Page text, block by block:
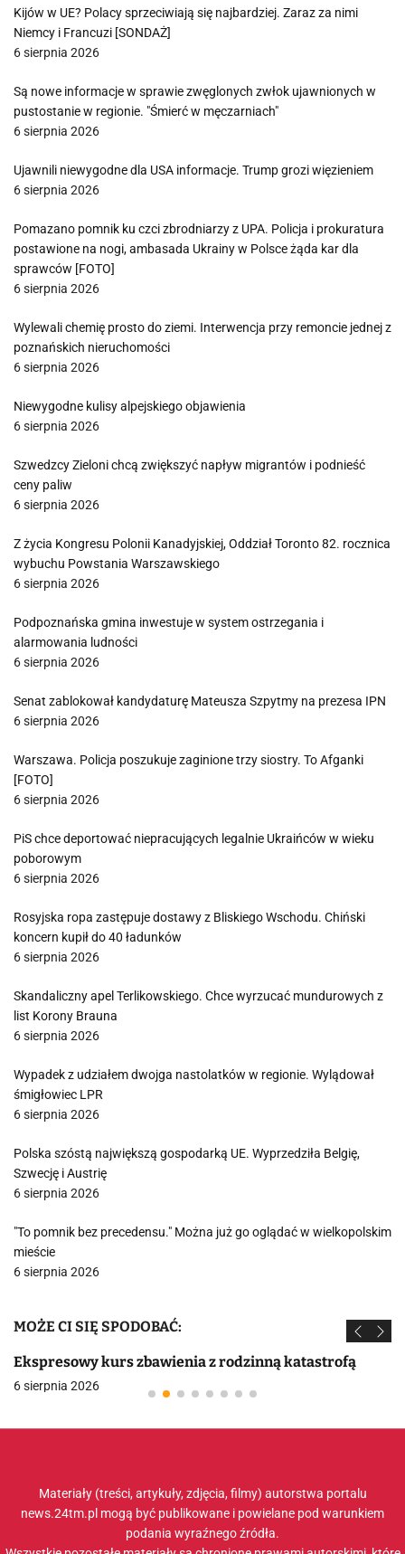
Kijów w UE? Polacy sprzeciwiają się najbardziej. Zaraz za nimi
Niemcy i Francuzi [SONDAŻ]
6 sierpnia 2026
Są nowe informacje w sprawie zwęglonych zwłok ujawnionych w
pustostanie w regionie. "Śmierć w męczarniach"
6 sierpnia 2026
Ujawnili niewygodne dla USA informacje. Trump grozi więzieniem
6 sierpnia 2026
Pomazano pomnik ku czci zbrodniarzy z UPA. Policja i prokuratura
postawione na nogi, ambasada Ukrainy w Polsce żąda kar dla
sprawców [FOTO]
6 sierpnia 2026
Wylewali chemię prosto do ziemi. Interwencja przy remoncie jednej z
poznańskich nieruchomości
6 sierpnia 2026
Niewygodne kulisy alpejskiego objawienia
6 sierpnia 2026
Szwedzcy Zieloni chcą zwiększyć napływ migrantów i podnieść
ceny paliw
6 sierpnia 2026
Z życia Kongresu Polonii Kanadyjskiej, Oddział Toronto 82. rocznica
wybuchu Powstania Warszawskiego
6 sierpnia 2026
Podpoznańska gmina inwestuje w system ostrzegania i
alarmowania ludności
6 sierpnia 2026
Senat zablokował kandydaturę Mateusza Szpytmy na prezesa IPN
6 sierpnia 2026
Warszawa. Policja poszukuje zaginione trzy siostry. To Afganki
[FOTO]
6 sierpnia 2026
PiS chce deportować niepracujących legalnie Ukraińców w wieku
poborowym
6 sierpnia 2026
Rosyjska ropa zastępuje dostawy z Bliskiego Wschodu. Chiński
koncern kupił do 40 ładunków
6 sierpnia 2026
Skandaliczny apel Terlikowskiego. Chce wyrzucać mundurowych z
list Korony Brauna
6 sierpnia 2026
Wypadek z udziałem dwojga nastolatków w regionie. Wylądował
śmigłowiec LPR
6 sierpnia 2026
Polska szóstą największą gospodarką UE. Wyprzedziła Belgię,
Szwecję i Austrię
6 sierpnia 2026
"To pomnik bez precedensu." Można już go oglądać w wielkopolskim
mieście
6 sierpnia 2026
MOŻE CI SIĘ SPODOBAĆ:
Ekspresowy kurs zbawienia z rodzinną katastrofą
6 sierpnia 2026
Materiały (treści, artykuły, zdjęcia, filmy) autorstwa portalu
news.24tm.pl mogą być publikowane i powielane pod warunkiem
podania wyraźnego źródła.